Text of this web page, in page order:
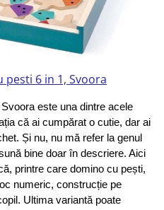
pesti 6 in 1, Svoora
este una dintre acele
că ai cumpărat o cutie, dar ai
Și nu, nu mă refer la genul
bine doar în descriere. Aici
printre care domino cu pești,
numeric, construcție pe
Ultima variantă poate